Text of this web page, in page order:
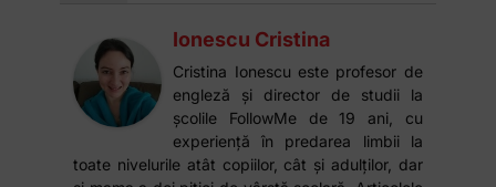
Ionescu Cristina
Cristina Ionescu este profesor de
engleză și director de studii la
școlile FollowMe de 19 ani, cu
experiență în predarea limbii la
toate nivelurile atât copiilor, cât și adulților, dar